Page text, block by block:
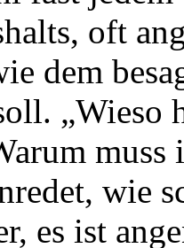
oft
dem
„Wieso
muss
wie
es ist